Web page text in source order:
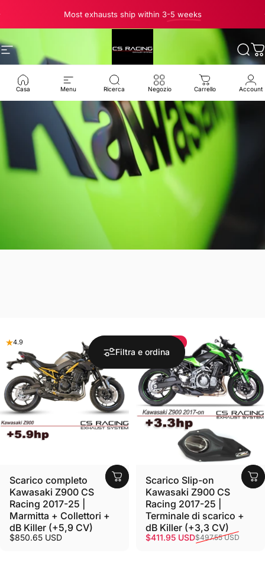
Most exhausts ship within 3-5 weeks
Navigazione del sito CS Racing Exhaust
Casa Menu Ricerca Negozio Carrello Account
Filtra e ordina
4.9
Scarico completo
Kawasaki Z900 CS
Racing 2017-25 |
Marmitta + Collettori +
dB Killer (+5,9 CV)
$850.65 USD
$85.60
Scarico Slip-on
Kawasaki Z900 CS
Racing 2017-25 |
Terminale di scarico +
dB Killer (+3,3 CV)
Prezzo scontato
$411.95 USD
Prezzo di listino$497.55 USD